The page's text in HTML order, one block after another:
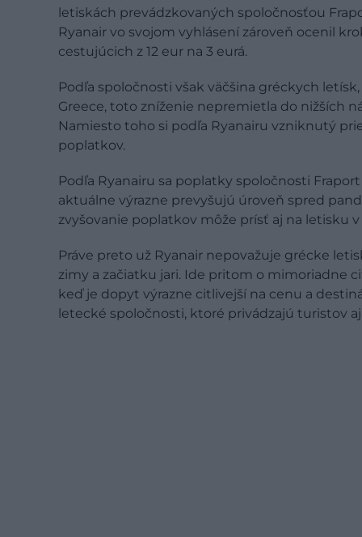
letiskách prevádzkovaných spoločnosťou
Ryanair vo svojom vyhlásení zároveň ocenil
cestujúcich z 12 eur na 3 eurá.
Podľa spoločnosti však väčšina gréckych
Greece, toto zníženie nepremietla do nižších
Namiesto toho si podľa Ryanairu vzniknutý
poplatkov.
Podľa Ryanairu sa poplatky spoločnosti
aktuálne výrazne prevyšujú úroveň spred
zvyšovanie poplatkov môže prísť aj na letisku v
Práve preto už Ryanair nepovažuje grécke
zimy a začiatku jari. Ide pritom o mimoriadne
keď je dopyt výrazne citlivejší na cenu a
letecké spoločnosti, ktoré privádzajú turistov